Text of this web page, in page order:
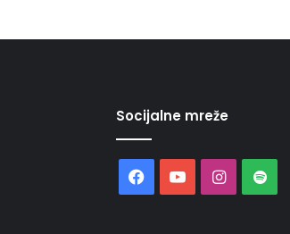
Socijalne mreže
Facebook
YouTube